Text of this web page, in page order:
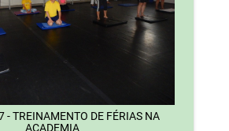
TREINAMENTO DE FÉRIAS NA
ACADEMIA